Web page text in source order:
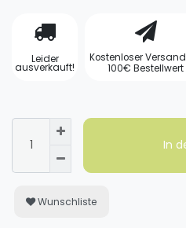
Leider
ausverkauft!
Kostenloser
100€ Bestellwert
In
Wunschliste